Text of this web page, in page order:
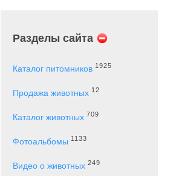
Разделы сайта
Каталог питомников 1925
Продажа животных 12
Каталог животных 709
Фотоальбомы 1133
Видео о животных 249